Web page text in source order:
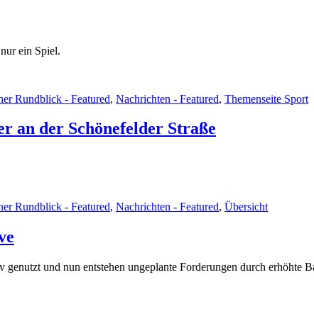
ein Spiel.
Rundblick - Featured, Nachrichten - Featured, Themenseite Sport
an der Schönefelder Straße
Rundblick - Featured, Nachrichten - Featured, Übersicht
und nun entstehen ungeplante Forderungen durch erhöhte